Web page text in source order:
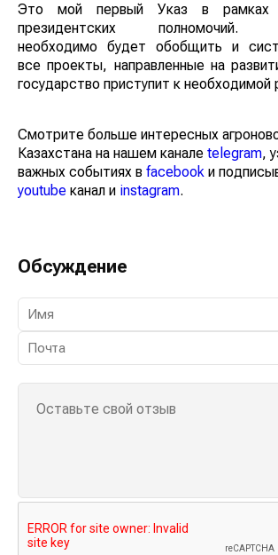
Это мой первый Указ в рамках
президентских полномочий.
необходимо будет обобщить и
все проекты, направленные на
государство приступит к необходимой
Смотрите больше интересных
Казахстана на нашем канале telegram,
важных событиях в facebook и
youtube канал и instagram.
Обсуждение